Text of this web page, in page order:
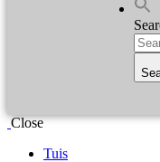
Close
Tuis